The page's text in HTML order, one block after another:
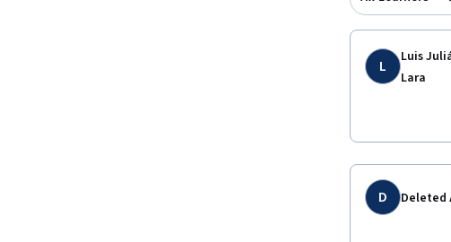
L
Luis
Lara
D Deleted